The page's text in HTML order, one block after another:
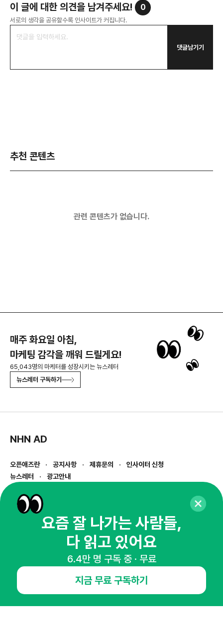
이 글에 대한 의견을 남겨주세요! 0
서로의 생각을 공유할수록 인사이트가 커집니다.
댓글남기기
추천 콘텐츠
관련 콘텐츠가 없습니다.
매주 화요일 아침,
마케팅 감각을 깨워 드릴게요!
65,043명의 마케터를 성장시키는 뉴스레터
뉴스레터 구독하기
NHN AD
오픈애즈란 공지사항 제휴문의
인사이터 신청
뉴스레터
광고안내
경기도 성남시 분당구 대왕판교로645번길 16
사업자등록번호 : 144-81-27690(
통신판매업신고번호 : 2014-경기성남-1023
호스팅서비스사업자 : 오픈애즈
1800-2198
openads@openads.co.kr
이용약관
instagramthreadkakaotalk
요즘 잘 나가는 사람들,
다 읽고 있어요
6.4만 명 구독 중 · 무료
지금 무료 구독하기